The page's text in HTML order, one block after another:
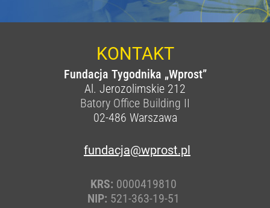
KONTAKT
Fundacja Tygodnika „Wprost”
Al. Jerozolimskie 212
Batory Office Building II
02-486 Warszawa
fundacja@wprost.pl
KRS: 0000419810
NIP: 521-363-19-51